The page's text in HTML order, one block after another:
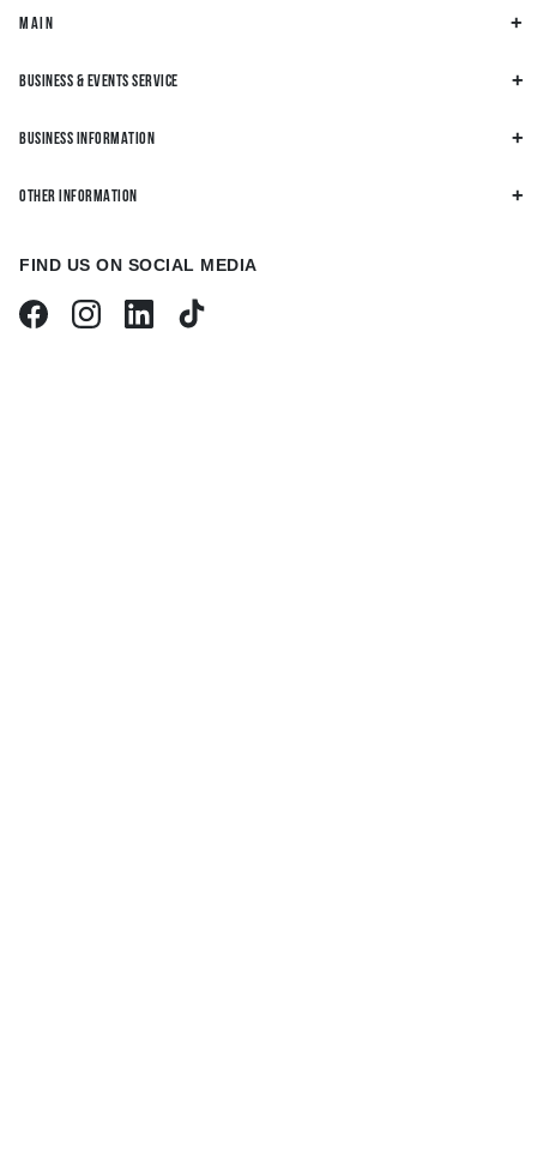
MAIN
BUSINESS & EVENTS SERVICE
BUSINESS INFORMATION
OTHER INFORMATION
FIND US ON SOCIAL MEDIA